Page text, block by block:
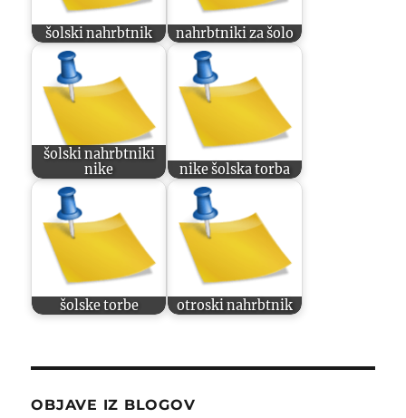
šolski nahrbtnik nahrbtniki za šolo
šolski nahrbtniki
nike
nike šolska torba
šolske torbe otroski nahrbtnik
OBJAVE IZ BLOGOV